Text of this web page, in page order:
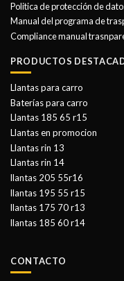
Politica de protección de
Manual del programa de
Compliance manual
PRODUCTOS
Llantas para carro
Baterías para carro
Llantas 185 65 r15
Llantas en promocion
Llantas rin 13
Llantas rin 14
llantas 205 55r16
llantas 195 55 r15
llantas 175 70 r13
llantas 185 60 r14
CONTACTO